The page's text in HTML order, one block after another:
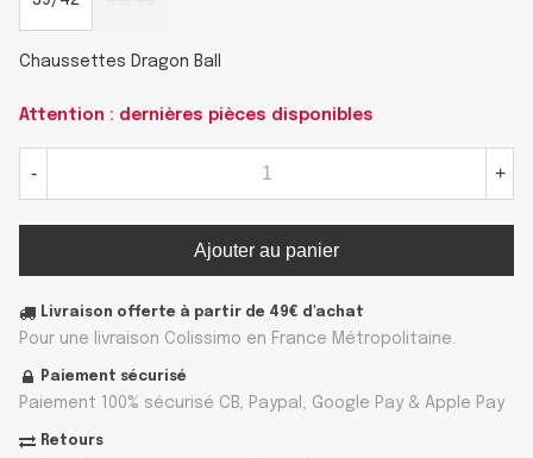
Chaussettes Dragon Ball
Attention : dernières pièces disponibles
- +
Ajouter au panier
Livraison offerte à partir de 49€ d'achat
Pour une livraison Colissimo en France Métropolitaine.
Paiement sécurisé
Paiement 100% sécurisé CB, Paypal, Google Pay & Apple Pay
Retours